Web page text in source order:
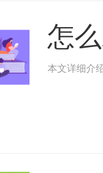
怎
本文详细介